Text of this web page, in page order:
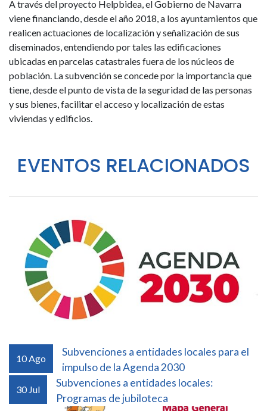
A través del proyecto Helpbidea, el Gobierno de Navarra
viene financiando, desde el año 2018, a los ayuntamientos que
realicen actuaciones de localización y señalización de sus
diseminados, entendiendo por tales las edificaciones
ubicadas en parcelas catastrales fuera de los núcleos de
población. La subvención se concede por la importancia que
tiene, desde el punto de vista de la seguridad de las personas
y sus bienes, facilitar el acceso y localización de estas
viviendas y edificios.
EVENTOS RELACIONADOS
10Ago
Subvenciones a entidades locales para el
impulso de la Agenda 2030
30 Jul
Subvenciones a entidades locales:
Programas de jubiloteca